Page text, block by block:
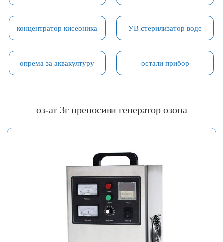
концентратор кисеоника УВ стерилизатор воде
опрема за аквакултуру остали прибор
оз-ат 3г преносиви генератор озона